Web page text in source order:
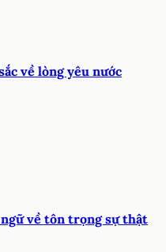
về lòng yêu nước
về tôn trọng sự thật